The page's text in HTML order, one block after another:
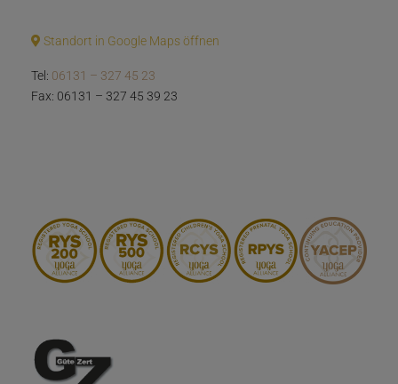
Standort in Google Maps öffnen
Tel: 06131 – 327 45 23
Fax: 06131 – 327 45 39 23